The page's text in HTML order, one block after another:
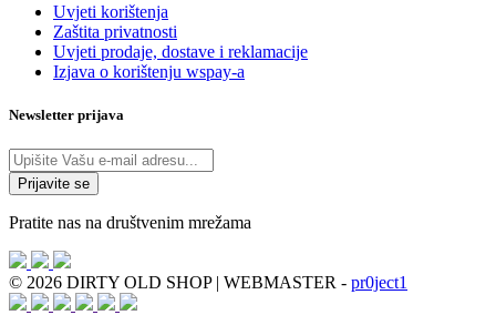
Uvjeti korištenja
Zaštita privatnosti
Uvjeti prodaje, dostave i reklamacije
Izjava o korištenju wspay-a
Newsletter prijava
Pratite nas na društvenim mrežama
© 2026 DIRTY OLD SHOP | WEBMASTER - pr0ject1